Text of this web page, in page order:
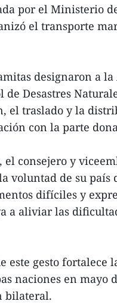
por el Ministerio
el transporte
designaron a
Desastres
el traslado y la
con la parte
consejero y
voluntad de su
difíciles y
a aliviar las
este gesto fortalece
naciones en mayo
bilateral.